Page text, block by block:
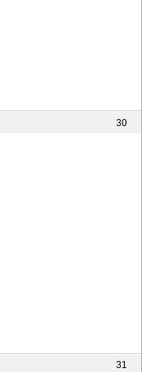
30
31